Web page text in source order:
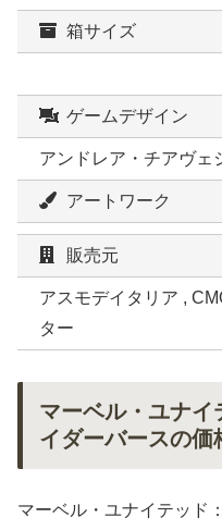
箱サイズ
ゲームデザイン
アンドレア・チアヴェ
アートワーク
販売元
アスモデイタリア ,
ター
マーベル・ユナイ
イダーバースの価
マーベル・ユナイテッド